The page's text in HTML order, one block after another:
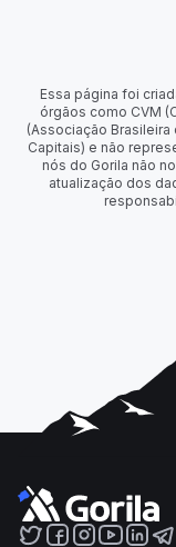
Essa página foi
órgãos como CVM
(Associação
Capitais) e não
nós do Gorila não
atualização dos